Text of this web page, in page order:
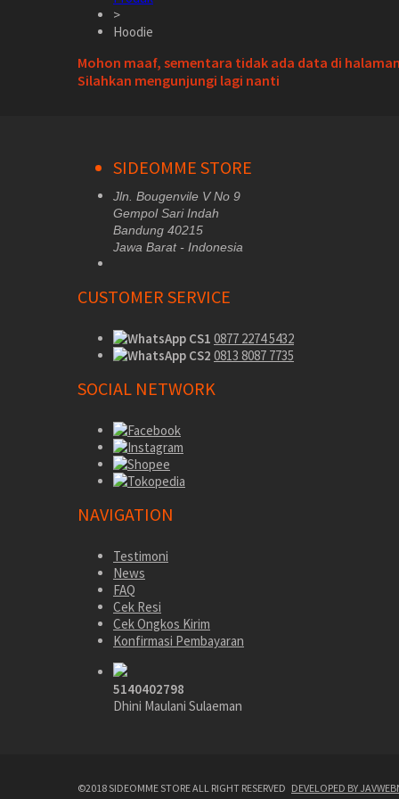
>
Hoodie
Mohon maaf, sementara tidak ada data di
Silahkan mengunjungi lagi nanti
SIDEOMME STORE
Jln. Bougenvile V No 9
Gempol Sari Indah
Bandung 40215
Jawa Barat - Indonesia
CUSTOMER SERVICE
CS1 0877 2274 5432
CS2 0813 8087 7735
SOCIAL NETWORK
NAVIGATION
Testimoni
News
FAQ
Cek Resi
Cek Ongkos Kirim
Konfirmasi Pembayaran
5140402798
Dhini Maulani Sulaeman
©2018 SIDEOMME STORE ALL RIGHT RESERVED DEVELOPED BY